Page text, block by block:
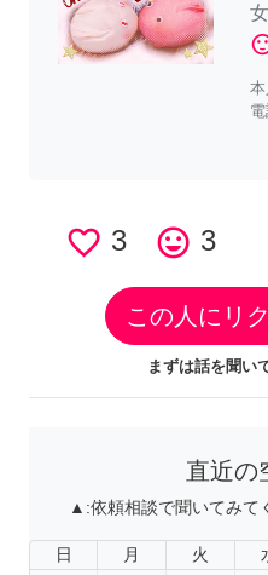
favorite_border 3 tag_faces 3
この人にリ
まずは話を聞い
直近の
▲:依頼相談で聞いてみて
日 月 火